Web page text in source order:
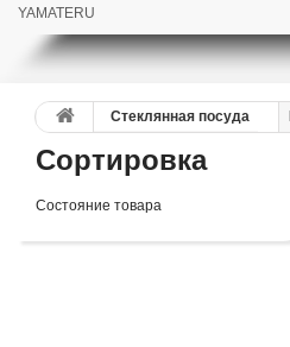
YAMATERU
Стеклянная посуда
Сортировка
Состояние товара